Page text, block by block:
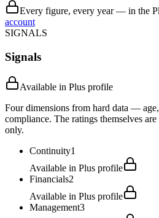
Every figure, every year — in the
account
SIGNALS
Signals
Available in Plus profile
Four dimensions from hard data —
compliance. The ratings themselves
only.
Continuity1
Available in Plus profile
Financials2
Available in Plus profile
Management3